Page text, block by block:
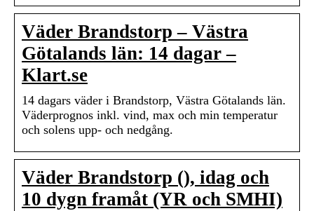
Väder Brandstorp – Västra
Götalands län: 14 dagar –
Klart.se
14 dagars väder i Brandstorp, Västra Götalands län.
Väderprognos inkl. vind, max och min temperatur
och solens upp- och nedgång.
Väder Brandstorp (), idag och
10 dygn framåt (YR och SMHI)